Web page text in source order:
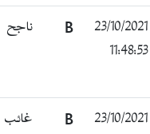
23/10/2021
11:48:53
B ناجح
23/10/2021
B غائب